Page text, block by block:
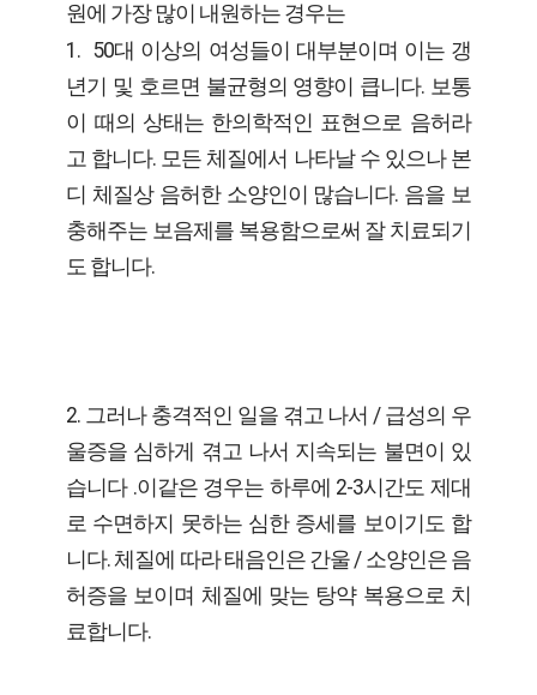
원에 가장 많이 내원하는 경우는
1. 50대 이상의 여성들이 대부분이며 이는 갱
년기 및 호르면 불균형의 영향이 큽니다. 보통
이 때의 상태는 한의학적인 표현으로 음허라
고 합니다. 모든 체질에서 나타날 수 있으나 본
디 체질상 음허한 소양인이 많습니다. 음을 보
충해주는 보음제를 복용함으로써 잘 치료되기
도 합니다.
2. 그러나 충격적인 일을 겪고 나서 / 급성의 우
울증을 심하게 겪고 나서 지속되는 불면이 있
습니다 .이같은 경우는 하루에 2-3시간도 제대
로 수면하지 못하는 심한 증세를 보이기도 합
니다. 체질에 따라 태음인은 간울 / 소양인은 음
허증을 보이며 체질에 맞는 탕약 복용으로 치
료합니다.